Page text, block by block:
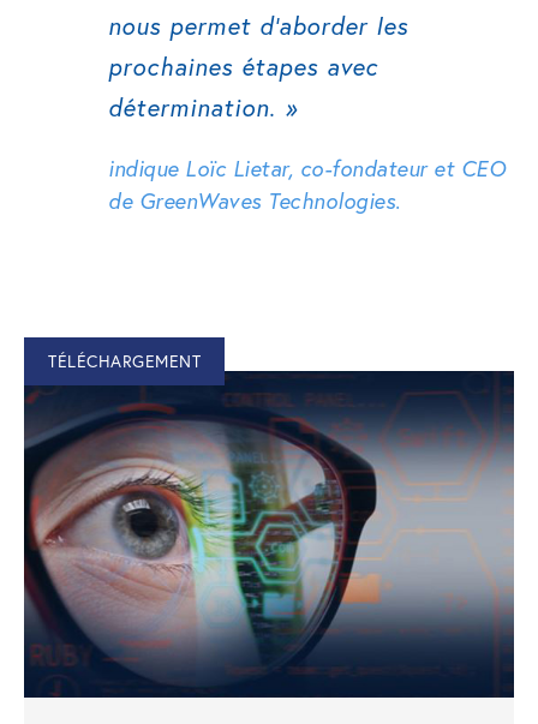
nous permet d’aborder les
prochaines étapes avec
détermination. »
indique Loïc Lietar, co-fondateur et CEO
de GreenWaves Technologies.
TÉLÉCHARGEMENT